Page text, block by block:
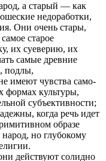
а старый — как
недоработки,
Они очень стары,
старое
их суеверию, их
самые древние
подлы,
имеют чувства само­
формах культуры,
субъективности;
когда речь идет
образе
но глубокому
действуют солидно